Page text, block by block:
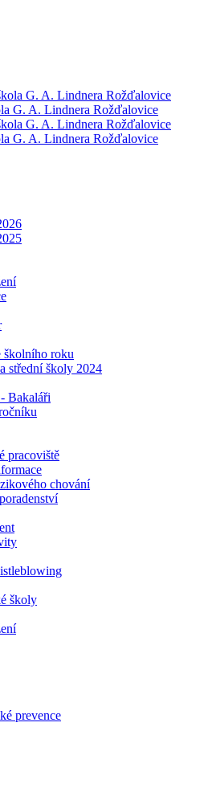
G. A. Lindnera Rožďalovice
G. A. Lindnera Rožďalovice
školního roku
střední školy 2024
Bakaláři
pracoviště
chování
školy
prevence